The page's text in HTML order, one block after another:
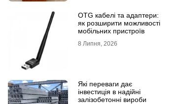
OTG кабелі та адаптери:
як розширити можливості
мобільних пристроїв
8 Липня, 2026
Які переваги дає
інвестиція в надійні
залізобетонні вироби